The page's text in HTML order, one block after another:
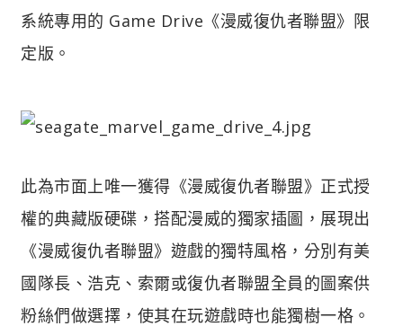
系統專用的 Game Drive《漫威復仇者聯盟》限
定版。
此為市面上唯一獲得《漫威復仇者聯盟》正式授
權的典藏版硬碟，搭配漫威的獨家插圖，展現出
《漫威復仇者聯盟》遊戲的獨特風格，分別有美
國隊長、浩克、索爾或復仇者聯盟全員的圖案供
粉絲們做選擇，使其在玩遊戲時也能獨樹一格。